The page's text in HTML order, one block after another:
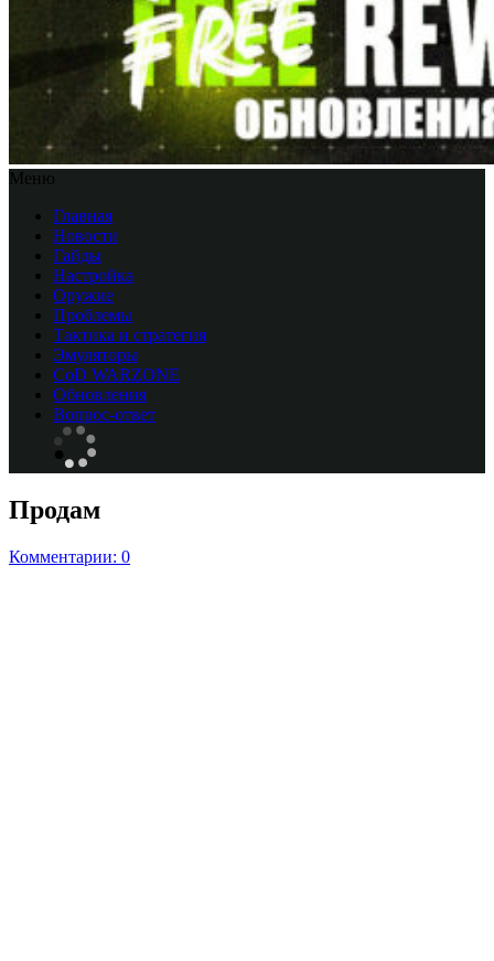
Меню
Главная
Новости
Гайды
Настройка
Оружие
Проблемы
Тактика и стратегия
Эмуляторы
CоD WARZONE
Обновления
Вопрос-ответ
Продам
Комментарии: 0